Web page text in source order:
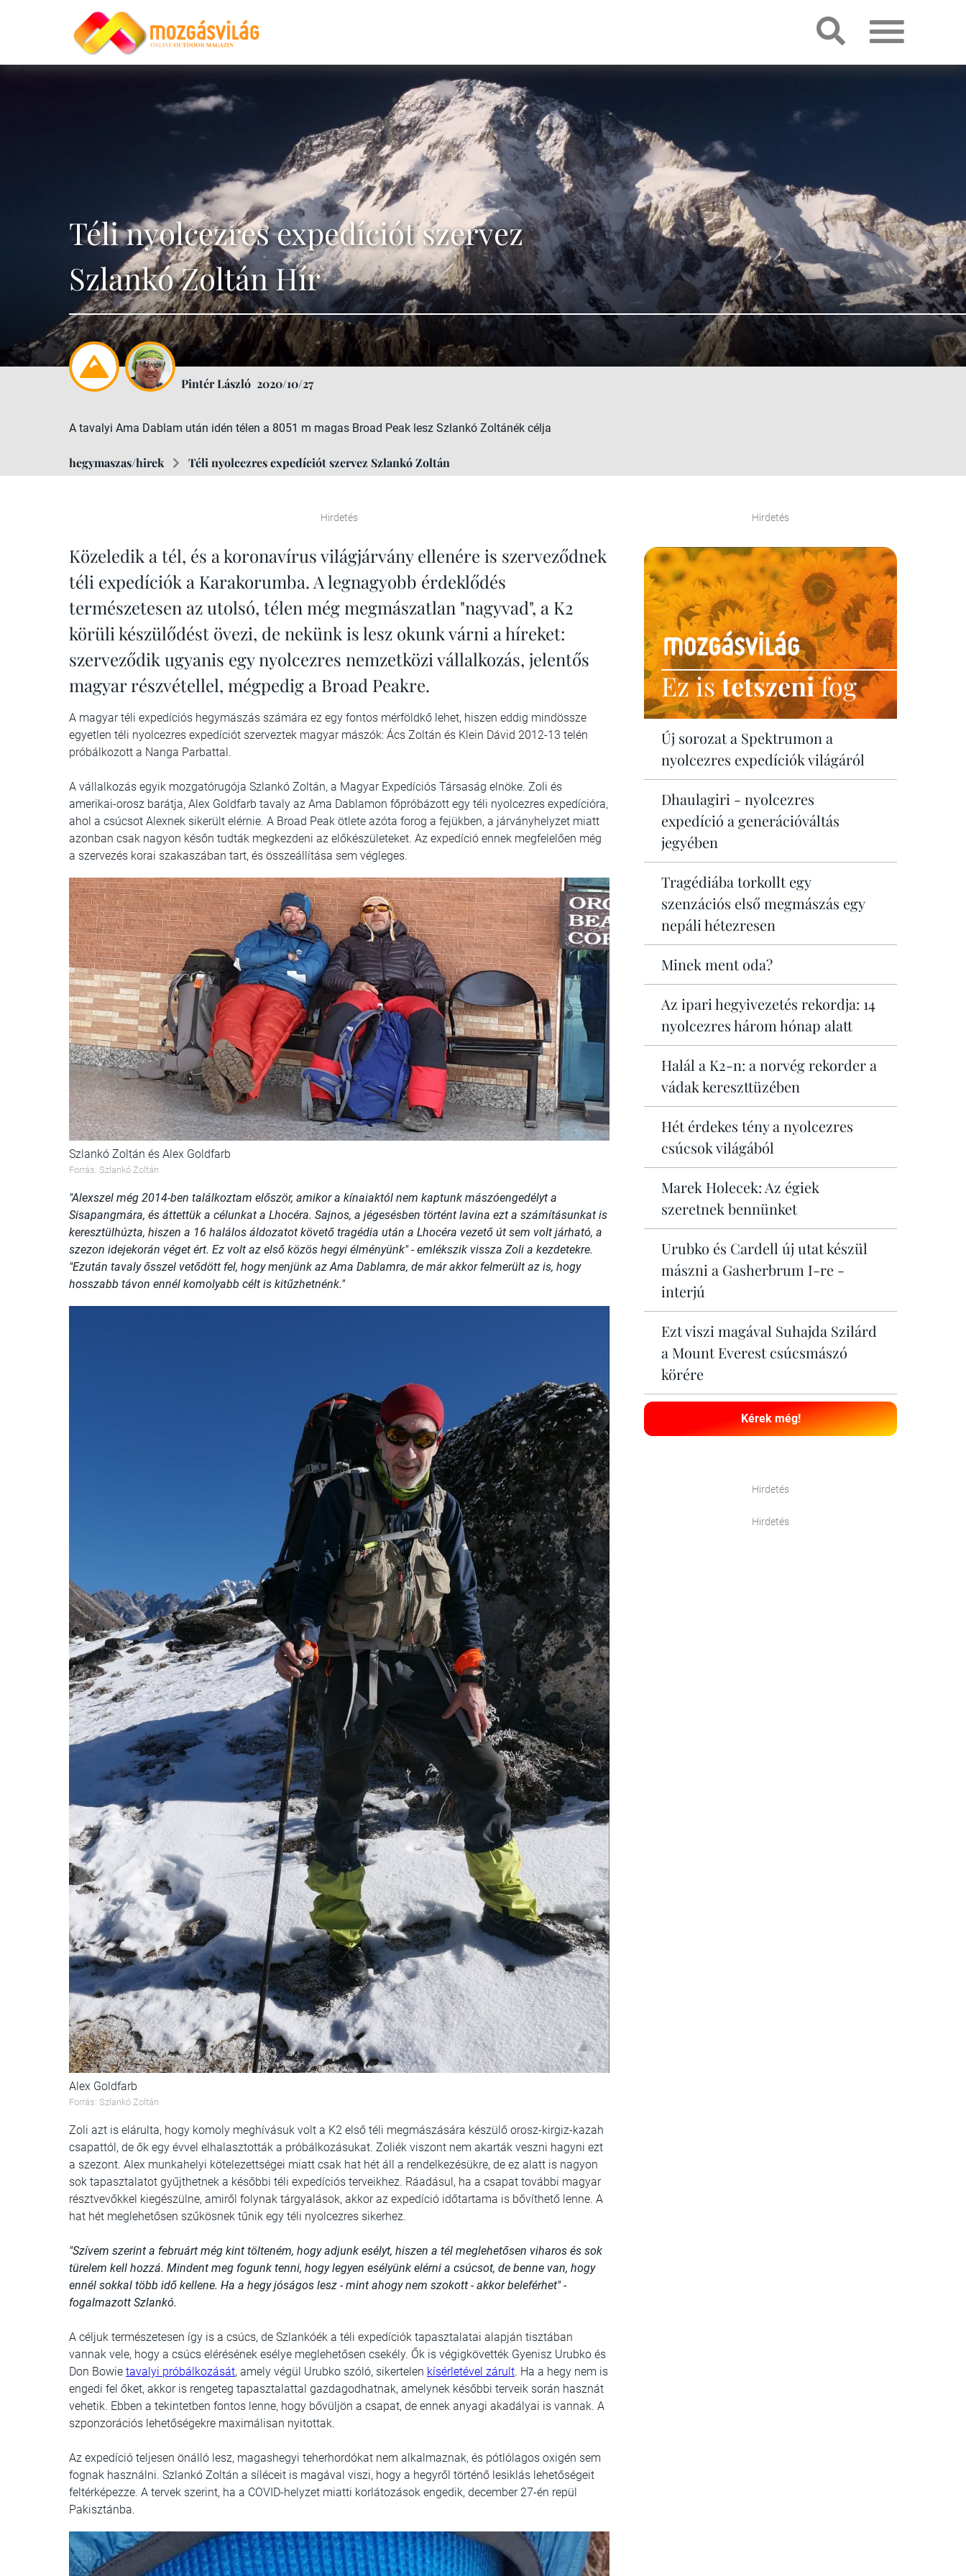
Téli nyolcezres expedíciót szervez
Szlankó Zoltán Hír
Pintér László 2020/10/27
A tavalyi Ama Dablam után idén télen a 8051 m magas Broad Peak lesz Szlankó Zoltánék célja
hegymaszas/hirek Téli nyolcezres expedíciót szervez Szlankó Zoltán
Hirdetés
Közeledik a tél, és a koronavírus világjárvány ellenére is szerveződnek
téli expedíciók a Karakorumba. A legnagyobb érdeklődés
természetesen az utolsó, télen még megmászatlan "nagyvad", a K2
körüli készülődést övezi, de nekünk is lesz okunk várni a híreket:
szerveződik ugyanis egy nyolcezres nemzetközi vállalkozás, jelentős
magyar részvétellel, mégpedig a Broad Peakre.
A magyar téli expedíciós hegymászás számára ez egy fontos mérföldkő lehet, hiszen eddig mindössze
egyetlen téli nyolcezres expedíciót szerveztek magyar mászók: Ács Zoltán és Klein Dávid 2012-13 telén
próbálkozott a Nanga Parbattal.
A vállalkozás egyik mozgatórugója Szlankó Zoltán, a Magyar Expedíciós Társaság elnöke. Zoli és
amerikai-orosz barátja, Alex Goldfarb tavaly az Ama Dablamon főpróbázott egy téli nyolcezres expedícióra,
ahol a csúcsot Alexnek sikerült elérnie. A Broad Peak ötlete azóta forog a fejükben, a járványhelyzet miatt
azonban csak nagyon későn tudták megkezdeni az előkészületeket. Az expedíció ennek megfelelően még
a szervezés korai szakaszában tart, és összeállítása sem végleges.
Szlankó Zoltán és Alex Goldfarb
Forrás: Szlankó Zoltán
"Alexszel még 2014-ben találkoztam először, amikor a kínaiaktól nem kaptunk mászóengedélyt a
Sisapangmára, és áttettük a célunkat a Lhocéra. Sajnos, a jégesésben történt lavina ezt a számításunkat is
keresztülhúzta, hiszen a 16 halálos áldozatot követő tragédia után a Lhocéra vezető út sem volt járható, a
szezon idejekorán véget ért. Ez volt az első közös hegyi élményünk" - emlékszik vissza Zoli a kezdetekre.
"Ezután tavaly ősszel vetődött fel, hogy menjünk az Ama Dablamra, de már akkor felmerült az is, hogy
hosszabb távon ennél komolyabb célt is kitűzhetnénk."
Alex Goldfarb
Forrás: Szlankó Zoltán
Zoli azt is elárulta, hogy komoly meghívásuk volt a K2 első téli megmászására készülő orosz-kirgiz-kazah
csapattól, de ők egy évvel elhalasztották a próbálkozásukat. Zoliék viszont nem akarták veszni hagyni ezt
a szezont. Alex munkahelyi kötelezettségei miatt csak hat hét áll a rendelkezésükre, de ez alatt is nagyon
sok tapasztalatot gyűjthetnek a későbbi téli expedíciós terveikhez. Ráadásul, ha a csapat további magyar
résztvevőkkel kiegészülne, amiről folynak tárgyalások, akkor az expedíció időtartama is bővíthető lenne. A
hat hét meglehetősen szűkösnek tűnik egy téli nyolcezres sikerhez.
"Szívem szerint a februárt még kint tölteném, hogy adjunk esélyt, hiszen a tél meglehetősen viharos és sok
türelem kell hozzá. Mindent meg fogunk tenni, hogy legyen esélyünk elérni a csúcsot, de benne van, hogy
ennél sokkal több idő kellene. Ha a hegy jóságos lesz - mint ahogy nem szokott - akkor beleférhet" -
fogalmazott Szlankó.
A céljuk természetesen így is a csúcs, de Szlankóék a téli expedíciók tapasztalatai alapján tisztában
vannak vele, hogy a csúcs elérésének esélye meglehetősen csekély. Ők is végigkövették Gyenisz Urubko és
Don Bowie tavalyi próbálkozását, amely végül Urubko szóló, sikertelen kísérletével zárult. Ha a hegy nem is
engedi fel őket, akkor is rengeteg tapasztalattal gazdagodhatnak, amelynek későbbi terveik során hasznát
vehetik. Ebben a tekintetben fontos lenne, hogy bővüljön a csapat, de ennek anyagi akadályai is vannak. A
szponzorációs lehetőségekre maximálisan nyitottak.
Az expedíció teljesen önálló lesz, magashegyi teherhordókat nem alkalmaznak, és pótlólagos oxigén sem
fognak használni. Szlankó Zoltán a síléceit is magával viszi, hogy a hegyről történő lesiklás lehetőségeit
feltérképezze. A tervek szerint, ha a COVID-helyzet miatti korlátozások engedik, december 27-én repül
Pakisztánba.
Hirdetés
Ez istetszenifog
Új sorozat a Spektrumon a
nyolcezres expedíciók világáról
Dhaulagiri - nyolcezres
expedíció a generációváltás
jegyében
Tragédiába torkollt egy
szenzációs első megmászás egy
nepáli hétezresen
Minek ment oda?
Az ipari hegyivezetés rekordja: 14
nyolcezres három hónap alatt
Halál a K2-n: a norvég rekorder a
vádak kereszttüzében
Hét érdekes tény a nyolcezres
csúcsok világából
Marek Holecek: Az égiek
szeretnek bennünket
Urubko és Cardell új utat készül
mászni a Gasherbrum I-re -
interjú
Ezt viszi magával Suhajda Szilárd
a Mount Everest csúcsmászó
körére
Kérek még!
Hirdetés
Hirdetés